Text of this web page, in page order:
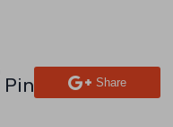
Pin Share